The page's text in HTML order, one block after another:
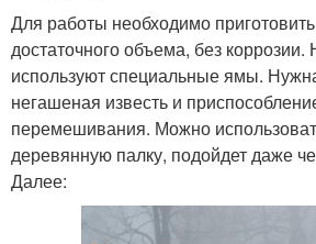
Для работы необходимо
достаточного объема, без коррозии.
используют специальные ямы.
негашеная известь и
перемешивания. Можно
деревянную палку, подойдет даже
Далее: